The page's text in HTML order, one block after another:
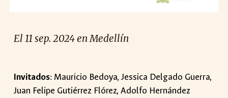
El11 sep. 2024 enMedellín
Invitados: Mauricio Bedoya, Jessica Delgado Guerra,
Juan Felipe Gutiérrez Flórez, Adolfo Hernández